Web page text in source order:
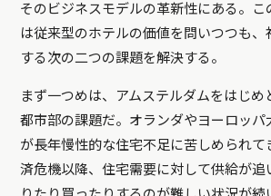
そのビジネスモデルの革新性にある。こ
は従来型のホテルの価値を問いつつも、
する次の二つの課題を解決する。
まず一つめは、アムステルダムをはじめ
都市部の課題だ。オランダやヨーロッパ
が長年慢性的な住宅不足に苦しめられ
済危機以降、住宅需要に対して供給が追